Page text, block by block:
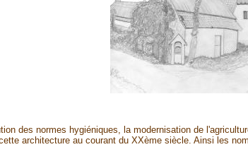
des normes hygiéniques, la modernisation de
architecture au courant du XXème siècle. Ainsi les